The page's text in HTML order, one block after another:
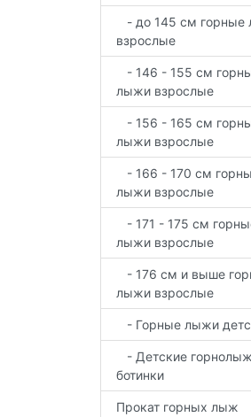
- до 145 см горные
взрослые
- 146 - 155 см
лыжи взрослые
- 156 - 165 см
лыжи взрослые
- 166 - 170 см
лыжи взрослые
- 171 - 175 см
лыжи взрослые
- 176 см и выше
лыжи взрослые
- Горные лыжи
- Детские
ботинки
Прокат горных лыж